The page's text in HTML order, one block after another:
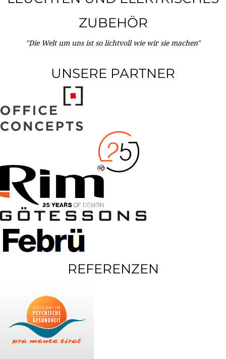
ZUBEHÖR
"Die Welt um uns ist so lichtvoll wie wir sie machen"
UNSERE PARTNER
REFERENZEN